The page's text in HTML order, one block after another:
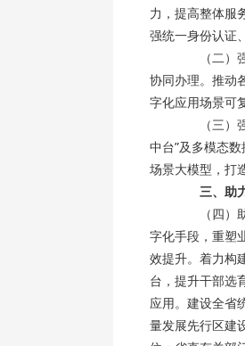
力，提高整体服
强统一身份认证
（二）强
协同办理。推动
字化应用场景可
（三）强
中台”及多模态
场景大模型，打
三、助
（四）助
字化手段，重塑
效提升。着力构
台，提升干部选
应用。建设全省
量发展先行区建